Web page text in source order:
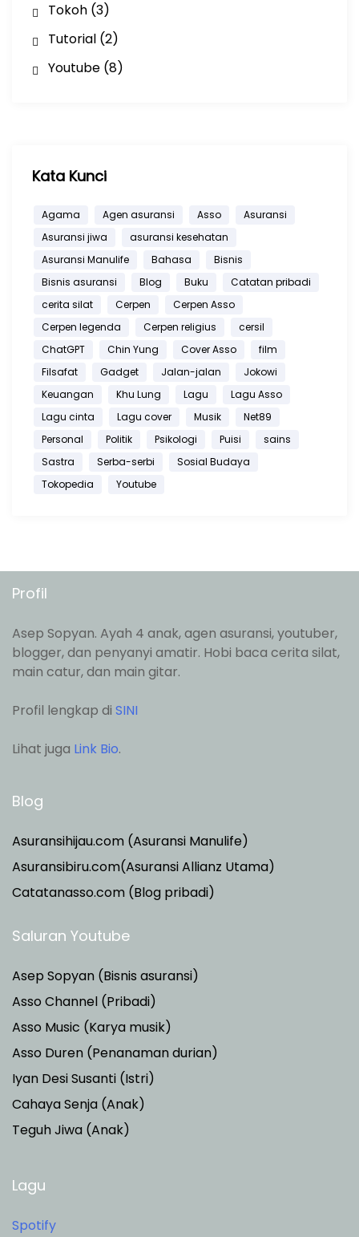
Tokoh(3)
Tutorial(2)
Youtube(8)
Kata Kunci
Agama Agen asuransi Asso
Asuransi
Asuransi jiwa
asuransi kesehatan
Asuransi Manulife
Bahasa
Bisnis
Bisnis asuransi
Blog Buku
Catatan pribadi
cerita silat
Cerpen
Cerpen Asso
Cerpen legenda
Cerpen religius
cersil
ChatGPT
Chin Yung Cover Asso
film
Filsafat
Gadget Jalan-jalan
Jokowi
Keuangan
Khu Lung Lagu
Lagu Asso
Lagu cinta
Lagu cover Musik
Net89
Personal
Politik Psikologi Puisi
sains
Sastra
Serba-serbi
Sosial Budaya
Tokopedia
Youtube
Profil
Asep Sopyan. Ayah 4 anak, agen asuransi, youtuber,
blogger, dan penyanyi amatir. Hobi baca cerita silat,
main catur, dan main gitar.
Profil lengkap di SINI
Lihat juga Link Bio.
Blog
Asuransihijau.com (Asuransi Manulife)
Asuransibiru.com(Asuransi Allianz Utama)
Catatanasso.com (Blog pribadi)
Saluran Youtube
Asep Sopyan (Bisnis asuransi)
Asso Channel (Pribadi)
Asso Music (Karya musik)
Asso Duren (Penanaman durian)
Iyan Desi Susanti (Istri)
Cahaya Senja (Anak)
Teguh Jiwa (Anak)
Lagu
Spotify